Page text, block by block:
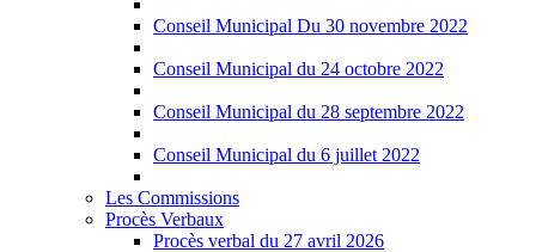
Conseil Municipal Du 30 novembre 2022
Conseil Municipal du 24 octobre 2022
Conseil Municipal du 28 septembre 2022
Conseil Municipal du 6 juillet 2022
Les Commissions
Procès Verbaux
Procès verbal du 27 avril 2026